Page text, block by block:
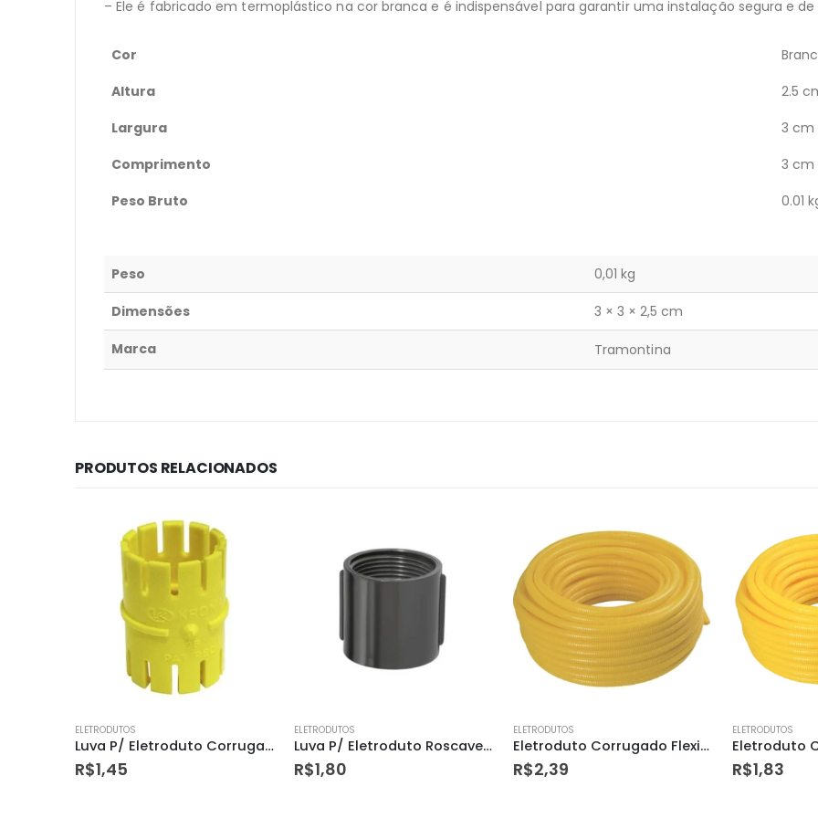
– Ele é fabricado em termoplástico na cor branca e é indispensável para garantir uma instalação segura e
Cor
Altura
2.5
Largura
3 cm
Comprimento
3 cm
Peso Bruto
0.01
Peso 0,01 kg
Dimensões 3 × 3 × 2,5 cm
Marca Tramontina
PRODUTOS RELACIONADOS
ELETRODUTOS
Luva P/ Eletroduto Roscavel 3/4 Amanco
R$1,80
ELETRODUTOS
Eletroduto Corrugado Flexivel 25mm Tramontina
R$2,39
ELETRODUTOS
Eletroduto Corrugado pvc Amarelo Antichama 25mm em Rolo com 50m – Fortlev
R$1,83
ELETRODUTOS
R$5,21